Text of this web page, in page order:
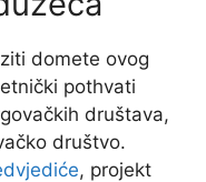
domete ovog
pothvati
društava,
društvo.
, projekt